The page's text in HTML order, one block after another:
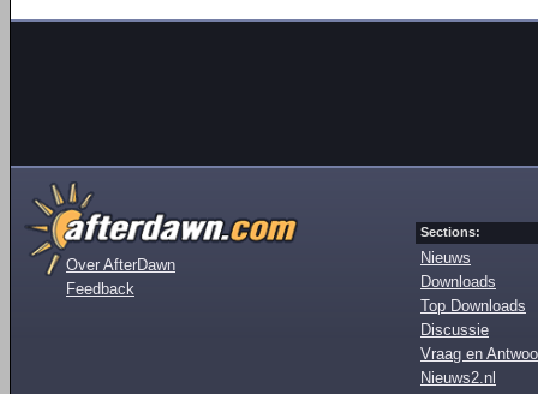
Over AfterDawn
Feedback
Sections:
Nieuws
Downloads
Top Downloads
Discussie
Vraag en
Nieuws2.nl